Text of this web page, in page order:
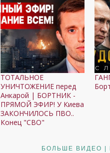
ТОТАЛЬНОЕ
УНИЧТОЖЕНИЕ перед
Анкарой | БОРТНИК -
ПРЯМОЙ ЭФИР! У Киева
ЗАКОНЧИЛОСЬ ПВО..
Конец "СВО"
БОЛЬШЕ ВИДЕО |